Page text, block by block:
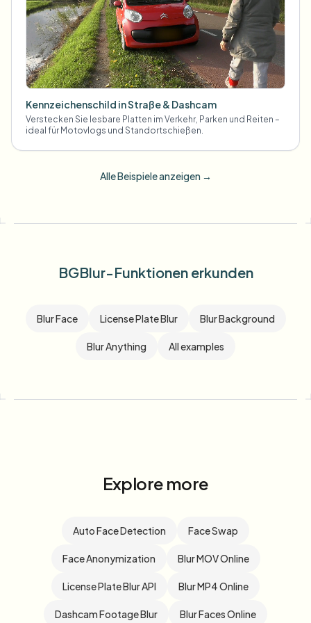
Kennzeichenschild in Straße & Dashcam
Verstecken Sie lesbare Platten im Verkehr, Parken und Reiten –
ideal für Motovlogs und Standortschießen.
Alle Beispiele anzeigen →
BGBlur-Funktionen erkunden
Blur Face License Plate Blur Blur Background
Blur Anything All examples
Explore more
Auto Face Detection Face Swap
Face Anonymization Blur MOV Online
License Plate Blur API Blur MP4 Online
Dashcam Footage Blur Blur Faces Online